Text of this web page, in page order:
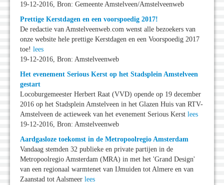
19-12-2016, Bron: Gemeente Amstelveen/Amstelveenweb
Prettige Kerstdagen en een voorspoedig 2017!
De redactie van Amstelveenweb.com wenst alle bezoekers van
onze website hele prettige Kerstdagen en een Voorspoedig 2017
toe! lees
19-12-2016, Bron: Amstelveenweb
Het evenement Serious Kerst op het Stadsplein Amstelveen
gestart
Locoburgemeester Herbert Raat (VVD) opende op 19 december
2016 op het Stadsplein Amstelveen in het Glazen Huis van RTV-
Amstelveen de actieweek van het evenement Serious Kerst lees
19-12-2016, Bron: Amstelveenweb
Aardgasloze toekomst in de Metropoolregio Amsterdam
Vandaag stemden 32 publieke en private partijen in de
Metropoolregio Amsterdam (MRA) in met het 'Grand Design'
van een regionaal warmtenet van IJmuiden tot Almere en van
Zaanstad tot Aalsmeer lees